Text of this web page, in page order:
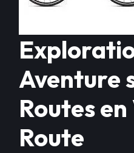
Aventure
Routes
Route